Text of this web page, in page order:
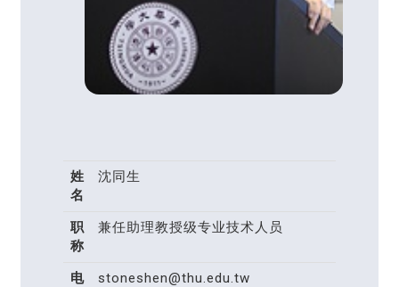
姓
名
沈同生
职
称
兼任助理教授级专业技术人员
电
stoneshen@thu.edu.tw